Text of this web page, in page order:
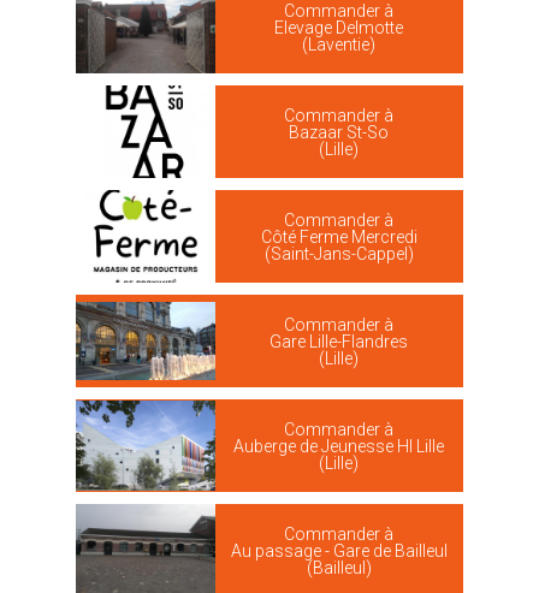
Commander à
Elevage Delmotte
(Laventie)
Commander à
Bazaar St-So
(Lille)
Commander à
Côté Ferme Mercredi
(Saint-Jans-Cappel)
Commander à
Gare Lille-Flandres
(Lille)
Commander à
Auberge de Jeunesse HI Lille
(Lille)
Commander à
Au passage - Gare de Bailleul
(Bailleul)